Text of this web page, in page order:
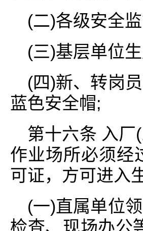
(二)各级安全
(三)基层单位
(四)新、转岗
蓝色安全帽;
第十六条 入厂
作业场所必须经
可证，方可进入
(一)直属单位
检查、现场办公